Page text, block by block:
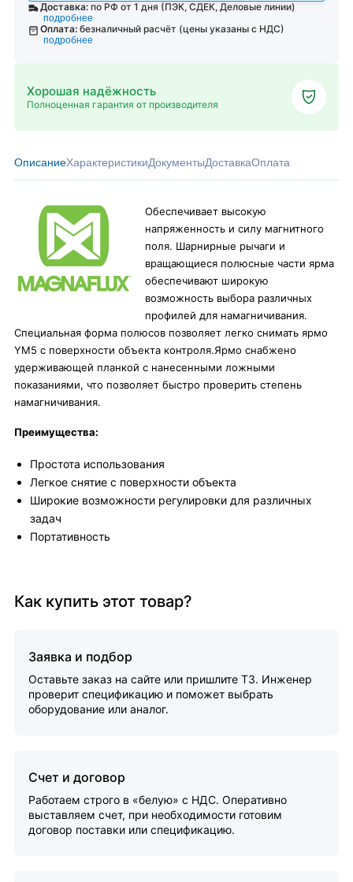
Доставка: по РФ от 1 дня (ПЭК, СДЕК, Деловые линии)
подробнее
Оплата: безналичный расчёт (цены указаны с НДС)
подробнее
Хорошая надёжность
Полноценная гарантия от производителя
ОписаниеХарактеристикиДокументыДоставкаОплата
Обеспечивает высокую
напряженность и силу магнитного
поля. Шарнирные рычаги и
вращающиеся полюсные части ярма
обеспечивают широкую
возможность выбора различных
профилей для намагничивания.
Специальная форма полюсов позволяет легко снимать ярмо
YM5 с поверхности объекта контроля.Ярмо снабжено
удерживающей планкой с нанесенными ложными
показаниями, что позволяет быстро проверить степень
намагничивания.
Преимущества:
Простота использования
Легкое снятие с поверхности объекта
Широкие возможности регулировки для различных
задач
Портативность
Как купить этот товар?
Заявка и подбор
Оставьте заказ на сайте или пришлите ТЗ. Инженер
проверит спецификацию и поможет выбрать
оборудование или аналог.
Счет и договор
Работаем строго в «белую» с НДС. Оперативно
выставляем счет, при необходимости готовим
договор поставки или спецификацию.